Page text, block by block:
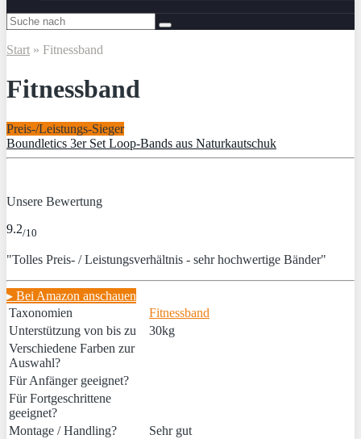
Start » Fitnessband
Fitnessband
Preis-/Leistungs-Sieger
Boundletics 3er Set Loop-Bands aus Naturkautschuk
Unsere Bewertung
9.2/10
"Tolles Preis- / Leistungsverhältnis - sehr hochwertige Bänder"
▸ Bei Amazon anschauen
Taxonomien
Fitnessband
Unterstützung von bis zu
30kg
Verschiedene Farben zur
Auswahl?
Für Anfänger geeignet?
Für Fortgeschrittene
geeignet?
Montage / Handling?
Sehr gut